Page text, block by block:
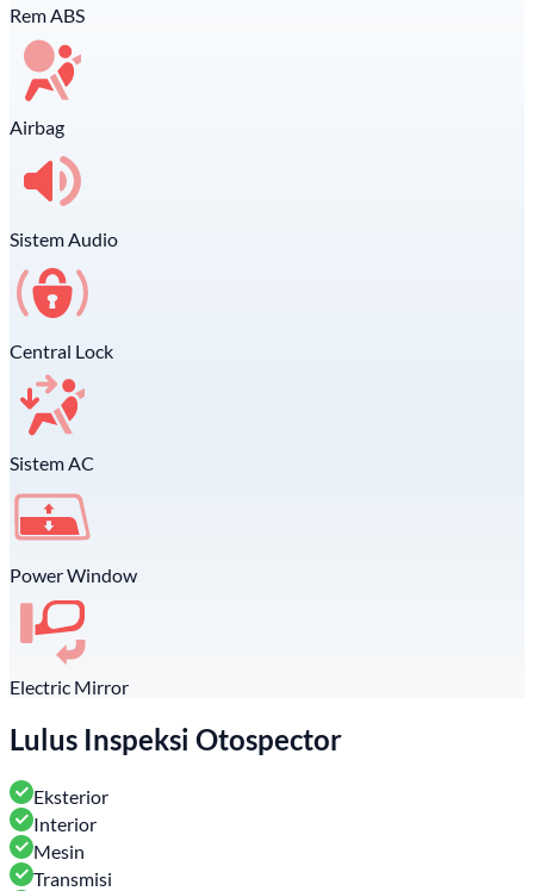
Rem ABS
Airbag
Sistem Audio
Central Lock
Sistem AC
Power Window
Electric Mirror
Lulus Inspeksi Otospector
Eksterior
Interior
Mesin
Transmisi